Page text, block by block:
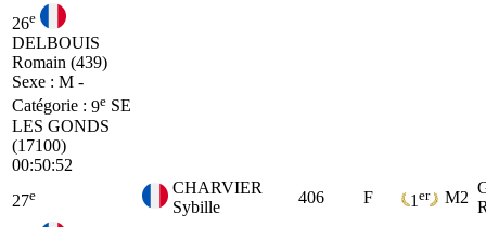
26e
DELBOUIS
Romain (439)
Sexe : M -
Catégorie : 9e SE
LES GONDS
(17100)
00:50:52
27e
CHARVIER
Sybille
406 F 1 er M2